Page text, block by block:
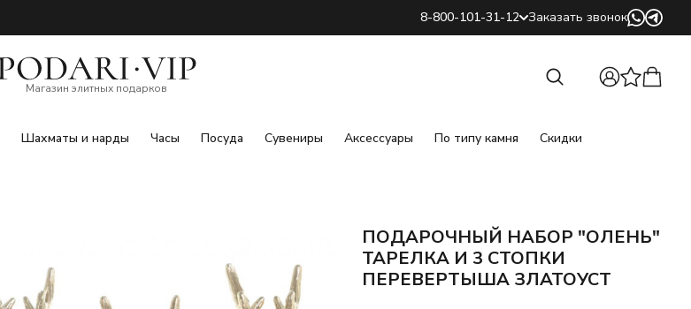
8-800-101-31-12 Заказать звонок
Магазин элитных подарков
Шахматы и нарды Часы Посуда Сувениры Аксессуары По типу камня Скидки
Найти
ПОДАРОЧНЫЙ НАБОР "ОЛЕНЬ"
ТАРЕЛКА И 3 СТОПКИ
ПЕРЕВЕРТЫША ЗЛАТОУСТ